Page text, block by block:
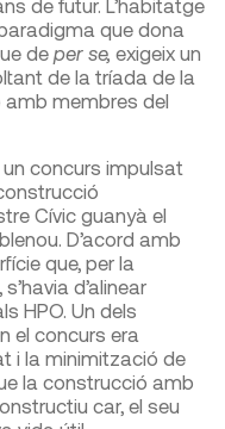
de futur. L’habitatge
que dona
de per se, exigeix un
de la tríada de la
membres del
un concurs impulsat
Cívic guanyà el
D’acord amb
que, per la
d’alinear
HPO. Un dels
el concurs era
i la minimització de
la construcció amb
car, el seu